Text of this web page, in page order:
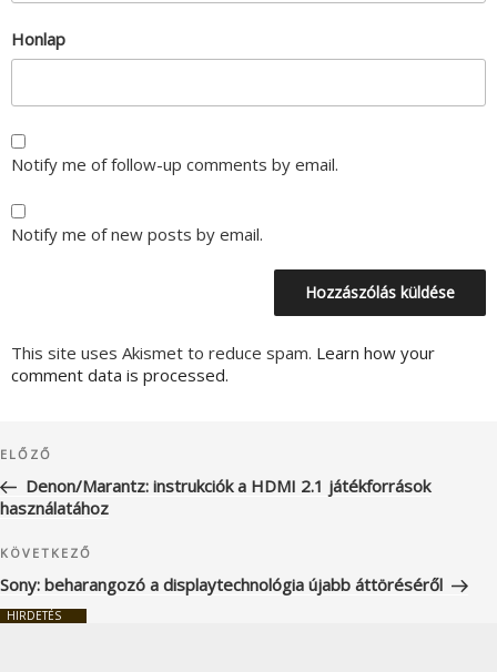
Honlap
Notify me of follow-up comments by email.
Notify me of new posts by email.
This site uses Akismet to reduce spam. Learn how your
comment data is processed.
navigáció
Korábbi
bejegyzés
ELŐZŐ
Denon/Marantz: instrukciók a HDMI 2.1 játékforrások
használatához
Következő
bejegyzés
KÖVETKEZŐ
Sony: beharangozó a displaytechnológia újabb áttöréséről
HIRDETÉS